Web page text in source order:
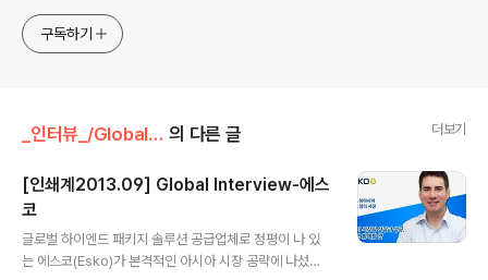
구독하기
_인터뷰_/Global Interview 의 다른 글 더보기
[인쇄계2013.09] Global Interview-에스
코
글로벌 하이엔드 패키지 솔루션 공급업체로 정평이 나 있
는 에스코(Esko)가 본격적인 아시아 시장 공략에 나섰다.